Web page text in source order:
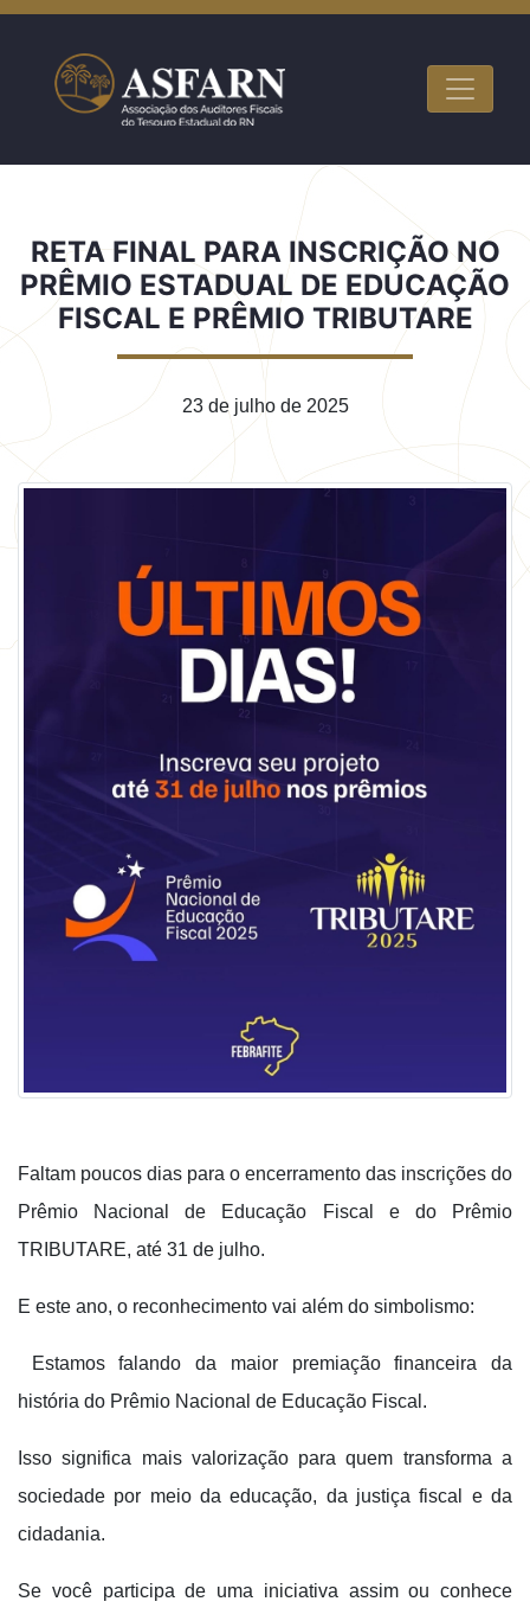
RETA FINAL PARA INSCRIÇÃO NO
PRÊMIO ESTADUAL DE EDUCAÇÃO
FISCAL E PRÊMIO TRIBUTARE
23 de julho de 2025
Faltam poucos dias para o encerramento das inscrições do
Prêmio Nacional de Educação Fiscal e do Prêmio
TRIBUTARE, até 31 de julho.
E este ano, o reconhecimento vai além do simbolismo:
Estamos falando da maior premiação financeira da
história do Prêmio Nacional de Educação Fiscal.
Isso significa mais valorização para quem transforma a
sociedade por meio da educação, da justiça fiscal e da
cidadania.
Se você participa de uma iniciativa assim ou conhece